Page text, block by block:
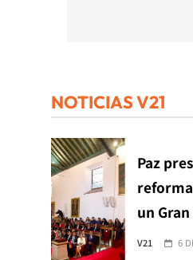
NOTICIAS V21
Paz
un
V21 6